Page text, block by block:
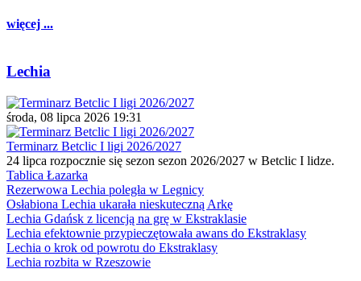
więcej ...
Lechia
środa, 08 lipca 2026 19:31
Terminarz Betclic I ligi 2026/2027
24 lipca rozpocznie się sezon sezon 2026/2027 w Betclic I lidze.
Tablica Łazarka
Rezerwowa Lechia poległa w Legnicy
Osłabiona Lechia ukarała nieskuteczną Arkę
Lechia Gdańsk z licencją na grę w Ekstraklasie
Lechia efektownie przypieczętowała awans do Ekstraklasy
Lechia o krok od powrotu do Ekstraklasy
Lechia rozbita w Rzeszowie